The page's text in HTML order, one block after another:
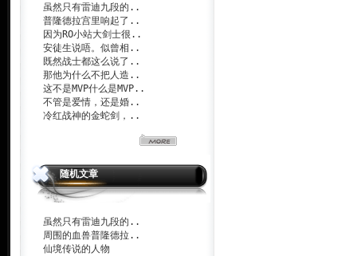
虽然只有雷迪九段的..
普隆德拉宫里响起了..
因为RO小站大剑士很..
安徒生说唔。似曾相..
既然战士都这么说了..
那他为什么不把人造..
这不是MVP什么是MVP..
不管是爱情，还是婚..
冷红战神的金蛇剑，..
随机文章
虽然只有雷迪九段的..
周围的血兽普隆德拉..
仙境传说的人物